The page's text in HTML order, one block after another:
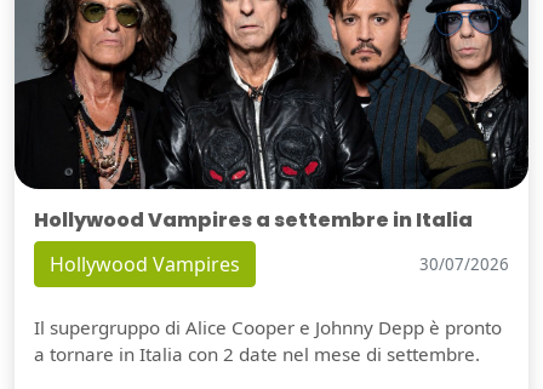
Hollywood Vampires a settembre in Italia
Hollywood Vampires 30/07/2026
Il supergruppo di Alice Cooper e Johnny Depp è pronto
a tornare in Italia con 2 date nel mese di settembre.